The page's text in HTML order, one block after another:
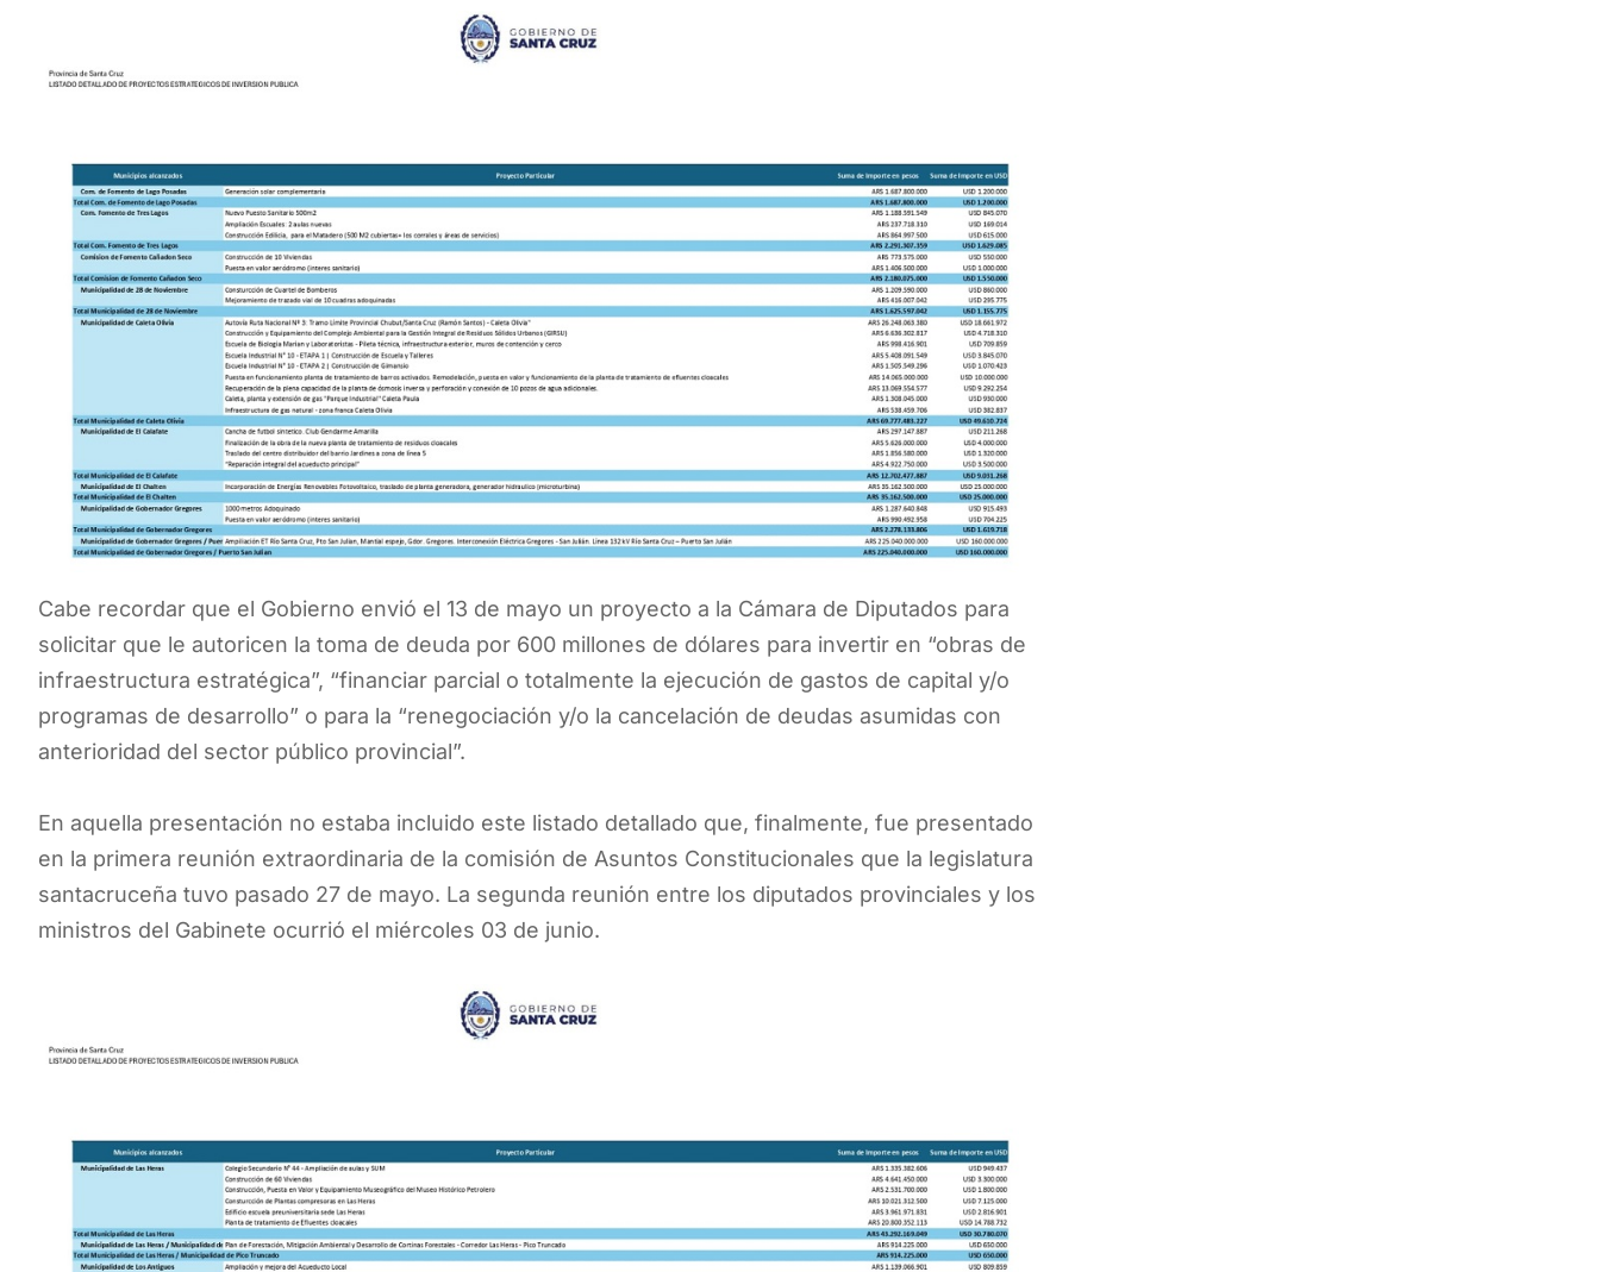
Cabe recordar que el Gobierno envió el 13 de mayo un proyecto a la Cámara de Diputados para
solicitar que le autoricen la toma de deuda por 600 millones de dólares para invertir en “obras de
infraestructura estratégica”, “financiar parcial o totalmente la ejecución de gastos de capital y/o
programas de desarrollo” o para la “renegociación y/o la cancelación de deudas asumidas con
anterioridad del sector público provincial”.
En aquella presentación no estaba incluido este listado detallado que, finalmente, fue presentado
en la primera reunión extraordinaria de la comisión de Asuntos Constitucionales que la legislatura
santacruceña tuvo pasado 27 de mayo. La segunda reunión entre los diputados provinciales y los
ministros del Gabinete ocurrió el miércoles 03 de junio.